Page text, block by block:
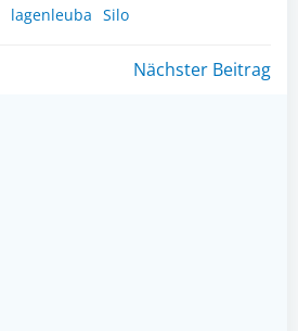
lagenleuba Silo
PostNächster Beitrag